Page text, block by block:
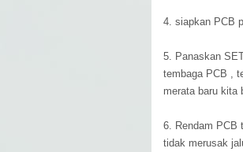
4. siapkan PCB
5. Panaskan
tembaga PCB ,
merata baru kita
6. Rendam PCB
tidak merusak